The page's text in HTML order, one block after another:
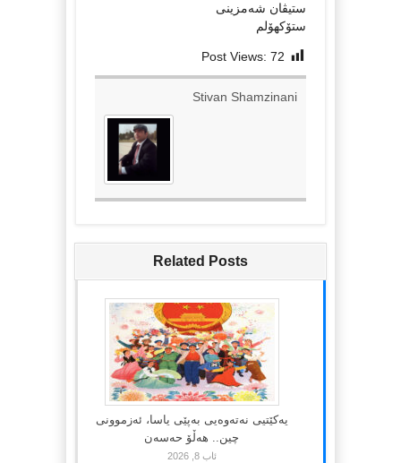
ستیڤان شەمزینی
ستۆکهۆلم
Post Views: 72
Stivan Shamzinani
Related Posts
یەکێتیی نەتەوەیی بەپێی یاسا، ئەزموونی
چین.. هەڵۆ حەسەن
ئاب 8, 2026